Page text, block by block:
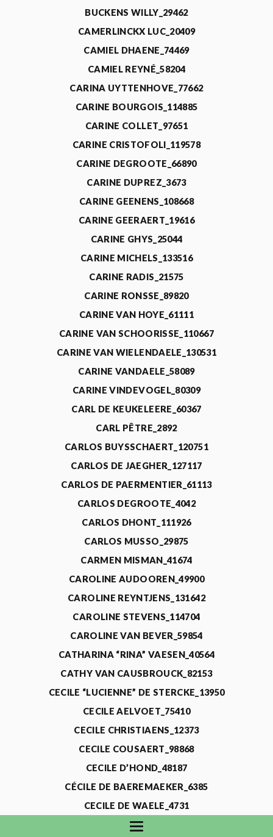
BUCKENS WILLY_29462
CAMERLINCKX LUC_20409
CAMIEL DHAENE_74469
CAMIEL REYNÉ_58204
CARINA UYTTENHOVE_77662
CARINE BOURGOIS_114885
CARINE COLLET_97651
CARINE CRISTOFOLI_119578
CARINE DEGROOTE_66890
CARINE DUPREZ_3673
CARINE GEENENS_108668
CARINE GEERAERT_19616
CARINE GHYS_25044
CARINE MICHELS_133516
CARINE RADIS_21575
CARINE RONSSE_89820
CARINE VAN HOYE_61111
CARINE VAN SCHOORISSE_110667
CARINE VAN WIELENDAELE_130531
CARINE VANDAELE_58089
CARINE VINDEVOGEL_80309
CARL DE KEUKELEERE_60367
CARL PÊTRE_2892
CARLOS BUYSSCHAERT_120751
CARLOS DE JAEGHER_127117
CARLOS DE PAERMENTIER_61113
CARLOS DEGROOTE_4042
CARLOS DHONT_111926
CARLOS MUSSO_29875
CARMEN MISMAN_41674
CAROLINE AUDOOREN_49900
CAROLINE REYNTJENS_131642
CAROLINE STEVENS_114704
CAROLINE VAN BEVER_59854
CATHARINA “RINA” VAESEN_40564
CATHY VAN CAUSBROUCK_82153
CECILE “LUCIENNE” DE STERCKE_13950
CECILE AELVOET_75410
CECILE CHRISTIAENS_12373
CECILE COUSAERT_98868
CECILE D’HOND_48187
CÉCILE DE BAEREMAEKER_6385
CECILE DE WAELE_4731
CECILE DEVOS_115318